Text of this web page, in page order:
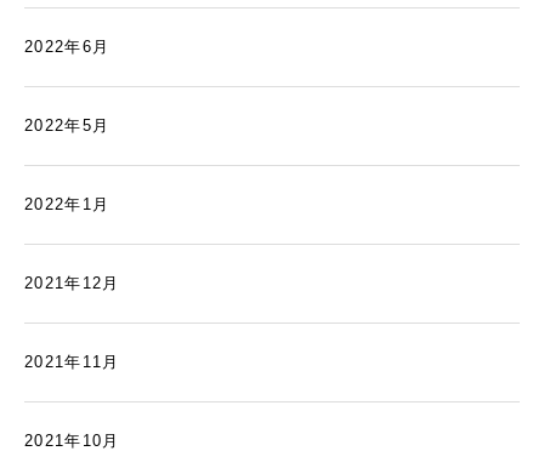
2022年6月
2022年5月
2022年1月
2021年12月
2021年11月
2021年10月